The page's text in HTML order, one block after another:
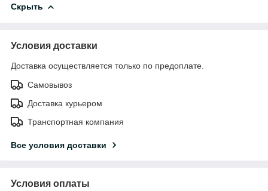
Скрыть
Условия доставки
Доставка осуществляется только по предоплате.
Самовывоз
Доставка курьером
Транспортная компания
Все условия доставки
Условия оплаты